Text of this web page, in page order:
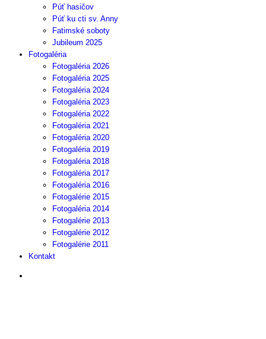
Púť hasičov
Púť ku cti sv. Anny
Fatimské soboty
Jubileum 2025
Fotogaléria
Fotogaléria 2026
Fotogaléria 2025
Fotogaléria 2024
Fotogaléria 2023
Fotogaléria 2022
Fotogaléria 2021
Fotogaléria 2020
Fotogaléria 2019
Fotogaléria 2018
Fotogaléria 2017
Fotogaléria 2016
Fotogalérie 2015
Fotogaléria 2014
Fotogalérie 2013
Fotogalérie 2012
Fotogalérie 2011
Kontakt